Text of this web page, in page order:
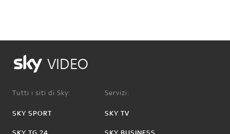
VIDEO
Tutti i siti di Sky:
SKY SPORT
Servizi:
SKY TV